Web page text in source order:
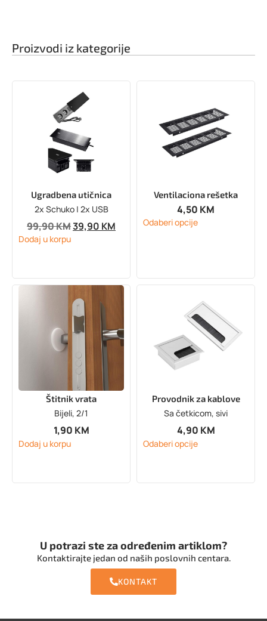
Proizvodi iz kategorije
Ugradbena utičnica
2x Schuko | 2x USB
99,90KM39,90 KM
Dodaj u korpu
Ventilaciona rešetka
4,50 KM
Odaberi opcije
Štitnik vrata
Bijeli, 2/1
1,90 KM
Dodaj u korpu
Provodnik za kablove
Sa četkicom, sivi
4,90 KM
Odaberi opcije
U potrazi ste za određenim artiklom?
Kontaktirajte jedan od naših poslovnih centara.
KONTAKT